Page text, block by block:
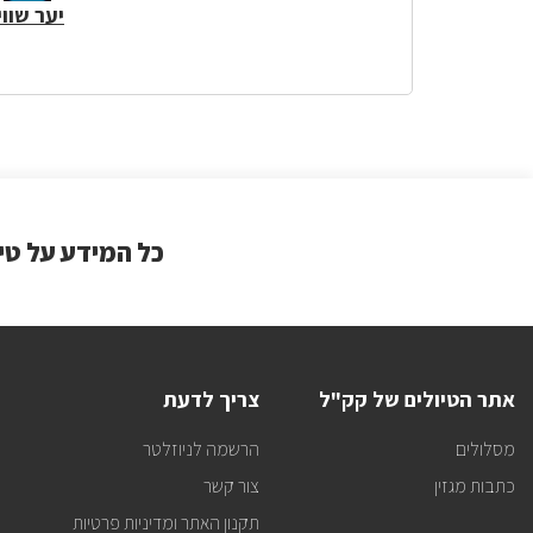
יער
כל המידע על
אתר הטיולים של קק"ל
מסלולים
כתבות מגזין
צריך לדעת
הרשמה לניוזלטר
צור קשר
תקנון האתר ומדיניות פרטיות